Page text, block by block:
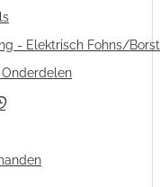
- Elektrisch Fohns/